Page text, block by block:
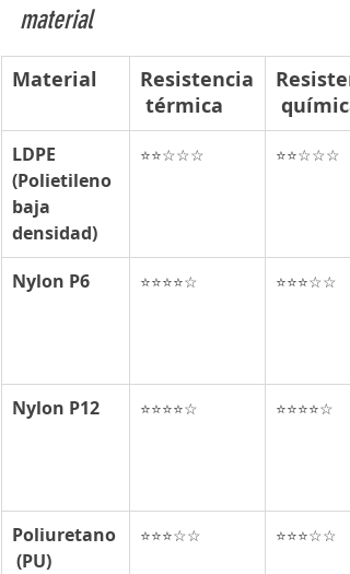
material
Material
Resistencia
térmica
química
LDPE
(Polietileno
baja
densidad)
⭐⭐☆☆☆ ⭐⭐☆☆☆
Nylon P6 ⭐⭐⭐⭐☆ ⭐⭐⭐☆☆
Nylon P12 ⭐⭐⭐⭐☆ ⭐⭐⭐⭐☆
Poliuretano
(PU)
⭐⭐⭐☆☆ ⭐⭐⭐☆☆